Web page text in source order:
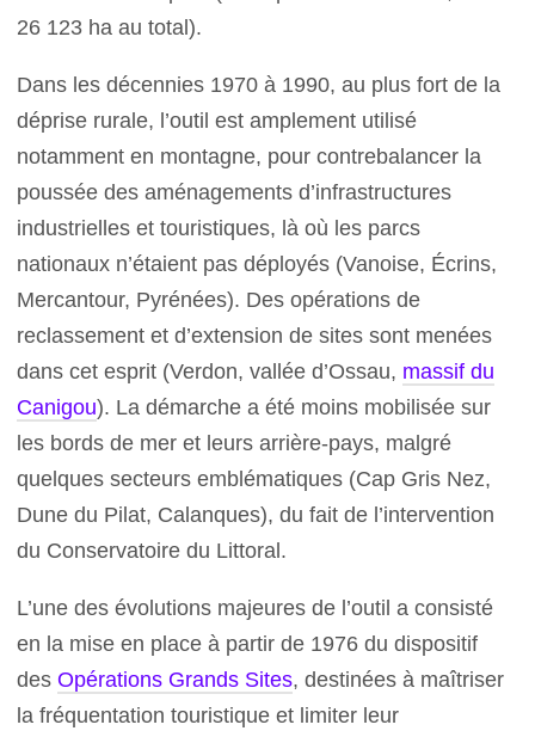
26 123 ha au total).
Dans les décennies 1970 à 1990, au plus fort de la
déprise rurale, l’outil est amplement utilisé
notamment en montagne, pour contrebalancer la
poussée des aménagements d’infrastructures
industrielles et touristiques, là où les parcs
nationaux n’étaient pas déployés (Vanoise, Écrins,
Mercantour, Pyrénées). Des opérations de
reclassement et d’extension de sites sont menées
dans cet esprit (Verdon, vallée d’Ossau, massif du
Canigou). La démarche a été moins mobilisée sur
les bords de mer et leurs arrière-pays, malgré
quelques secteurs emblématiques (Cap Gris Nez,
Dune du Pilat, Calanques), du fait de l’intervention
du Conservatoire du Littoral.
L’une des évolutions majeures de l’outil a consisté
en la mise en place à partir de 1976 du dispositif
desOpérations Grands Sites, destinées à maîtriser
la fréquentation touristique et limiter leur